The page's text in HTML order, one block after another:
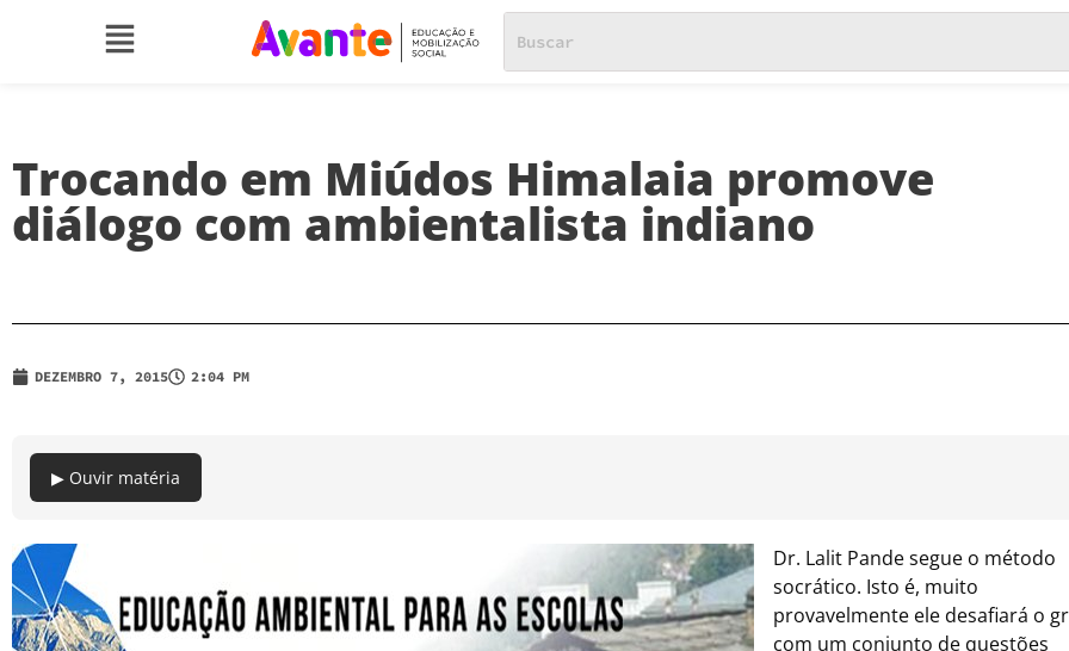
Trocando em Miúdos Himalaia promove
diálogo com ambientalista indiano
DEZEMBRO 7, 2015 2:04 PM
▶ Ouvir matéria
Dr. Lalit Pande segue o método
socrático. Isto é, muito
provavelmente ele desafiará o
com um conjunto de questões